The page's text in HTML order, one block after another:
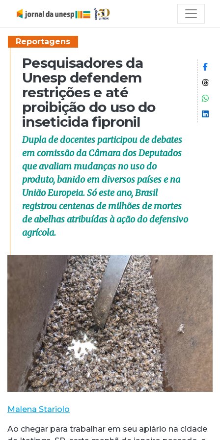
Reportagens
Pesquisadores da
Unesp defendem
restrições e até
proibição do uso do
inseticida fipronil
Dupla de docentes participou de debates
em comissão da Câmara dos Deputados
que avaliam mudanças no uso do
produto, banido em diversos países e na
União Europeia. Só este ano, Brasil
registrou centenas de milhões de mortes
de abelhas atribuídas à ação do defensivo
agrícola.
Malena Stariolo
Ao chegar para trabalhar em seu apiário na cidade